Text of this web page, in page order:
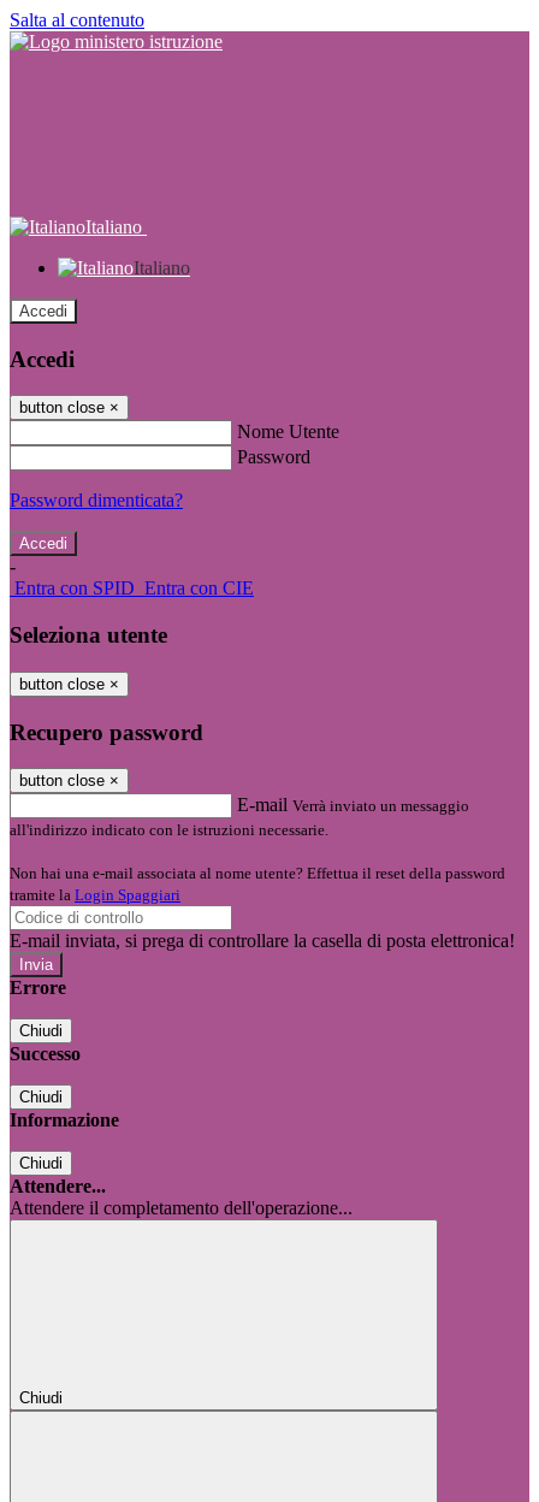
Salta al contenuto
Italiano
Italiano
Accedi
Accedi
button close ×
Nome Utente
Password
Password dimenticata?
-
Entra con SPID Entra con CIE
Seleziona utente
button close ×
Recupero password
button close ×
E-mail Verrà inviato un messaggio
all'indirizzo indicato con le istruzioni necessarie.
Non hai una e-mail associata al nome utente? Effettua il reset della password
tramite la Login Spaggiari
E-mail inviata, si prega di controllare la casella di posta elettronica!
Errore
Chiudi
Successo
Chiudi
Informazione
Chiudi
Attendere...
Attendere il completamento dell'operazione...
Chiudi